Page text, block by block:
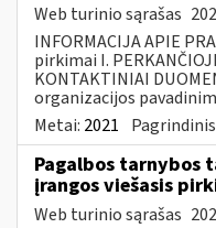
Web turinio sąrašas
INFORMACIJA APIE
pirkimai I.
KONTAKTINIAI
organizacijos
Metai: 2021
Pagalbos tarnybos
įrangos viešasis
Web turinio sąrašas